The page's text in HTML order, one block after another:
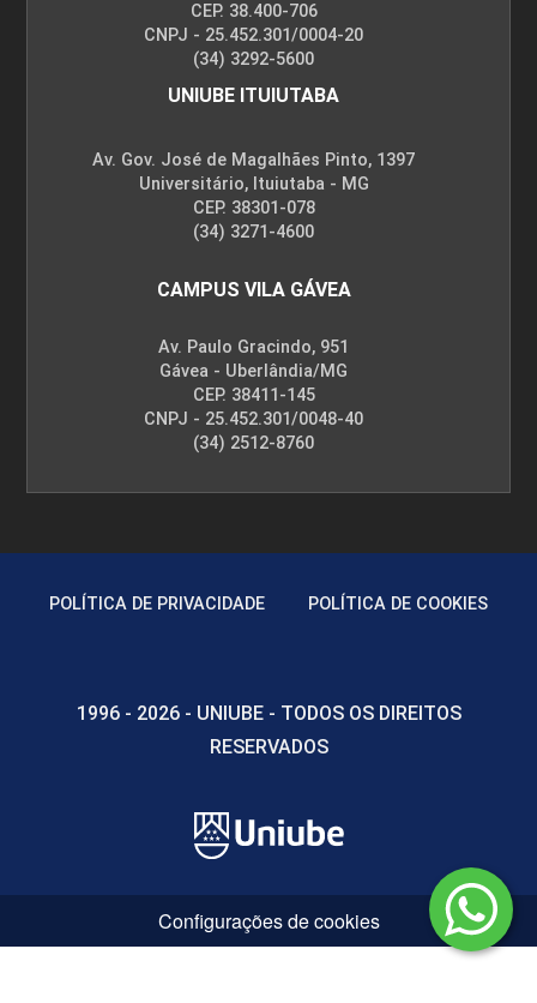
CEP. 38.400-706
CNPJ - 25.452.301/0004-20
(34) 3292-5600
UNIUBE ITUIUTABA
Av. Gov. José de Magalhães Pinto, 1397
Universitário, Ituiutaba - MG
CEP. 38301-078
(34) 3271-4600
CAMPUS VILA GÁVEA
Av. Paulo Gracindo, 951
Gávea - Uberlândia/MG
CEP. 38411-145
CNPJ - 25.452.301/0048-40
(34) 2512-8760
POLÍTICA DE PRIVACIDADE POLÍTICA DE COOKIES
1996 - 2026 - UNIUBE - TODOS OS DIREITOS
RESERVADOS
Configurações de cookies